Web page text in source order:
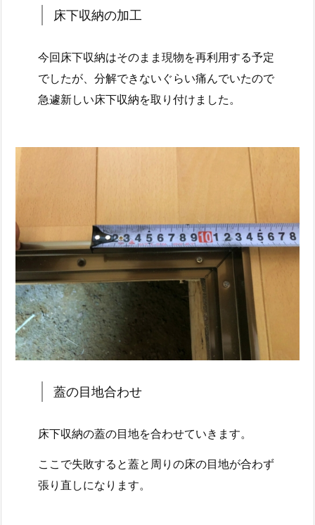
床下収納の加工
今回床下収納はそのまま現物を再利用する予定
でしたが、分解できないぐらい痛んでいたので
急遽新しい床下収納を取り付けました。
蓋の目地合わせ
床下収納の蓋の目地を合わせていきます。
ここで失敗すると蓋と周りの床の目地が合わず
張り直しになります。